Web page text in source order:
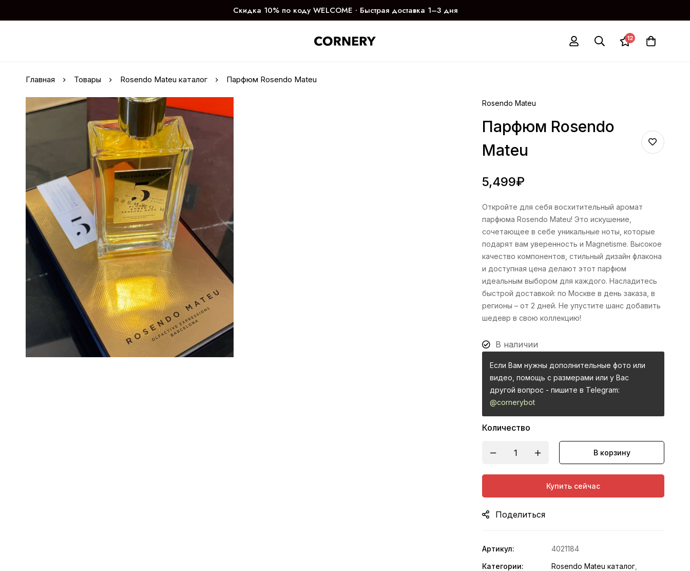
Скидка 10% по коду WELCOME ∙ Быстрая доставка 1–3 дня
12
Главная Товары Rosendo Mateu каталог Парфюм Rosendo Mateu
Rosendo Mateu
Парфюм Rosendo
Mateu
5,499₽
Откройте для себя восхитительный аромат
парфюма Rosendo Mateu! Это искушение,
сочетающее в себе уникальные ноты, которые
подарят вам уверенность и Magnetisme. Высокое
качество компонентов, стильный дизайн флакона
и доступная цена делают этот парфюм
идеальным выбором для каждого. Насладитесь
быстрой доставкой: по Москве в день заказа, в
регионы – от 2 дней. Не упустите шанс добавить
шедевр в свою коллекцию!
В наличии
Если Вам нужны дополнительные фото или
видео, помощь с размерами или у Вас
другой вопрос - пишите в Telegram:
@cornerybot
Количество
В корзину
Купить сейчас
Поделиться
Артикул:
4021184
Категории:
Rosendo Mateu каталог